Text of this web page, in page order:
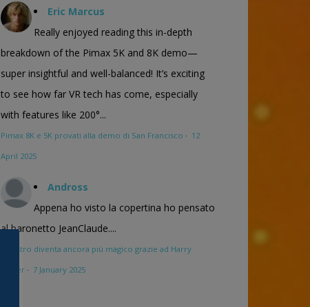
Eric Marcus
Really enjoyed reading this in-depth
breakdown of the Pimax 5K and 8K demo—
super insightful and well-balanced! It’s exciting
to see how far VR tech has come, especially
with features like 200°...
Pimax 8K e 5K provati alla demo di San Francisco · 12
April 2025
Andross
Appena ho visto la copertina ho pensato
al baronetto JeanClaude....
Maestro diventa ancora più magico grazie ad Harry
Potter · 7 January 2025